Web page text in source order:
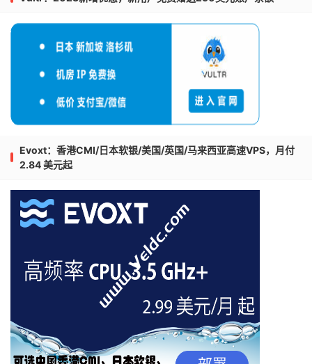
Evoxt：香港CMI/日本软银/美国/英国/马来西亚高速VPS，月付
2.84 美元起